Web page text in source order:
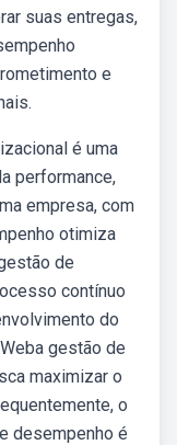
suas entregas,
e
é uma
performance,
empresa, com
otimiza
de
contínuo
do
gestão de
maximizar o
o
desempenho é